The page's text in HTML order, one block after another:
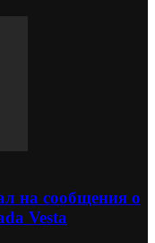
на сообщения о
Vesta